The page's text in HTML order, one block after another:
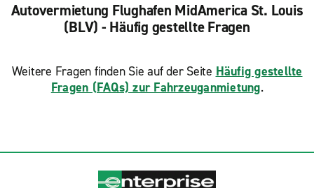
Autovermietung Flughafen MidAmerica St. Louis
(BLV) - Häufig gestellte Fragen
Weitere Fragen finden Sie auf der Seite Häufig gestellte
Fragen (FAQs) zur Fahrzeuganmietung.